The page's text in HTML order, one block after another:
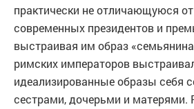
практически не отличающуюся
современных президентов и
выстраивая им образ
римских императоров
идеализированные образы себя
сестрами, дочерьми и матерями.